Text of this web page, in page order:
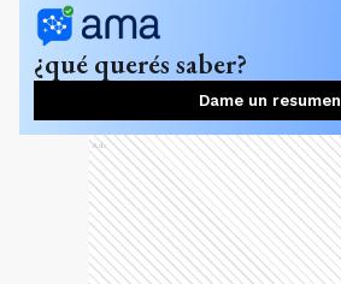
¿qué querés saber?
Dame un resumen
Ads